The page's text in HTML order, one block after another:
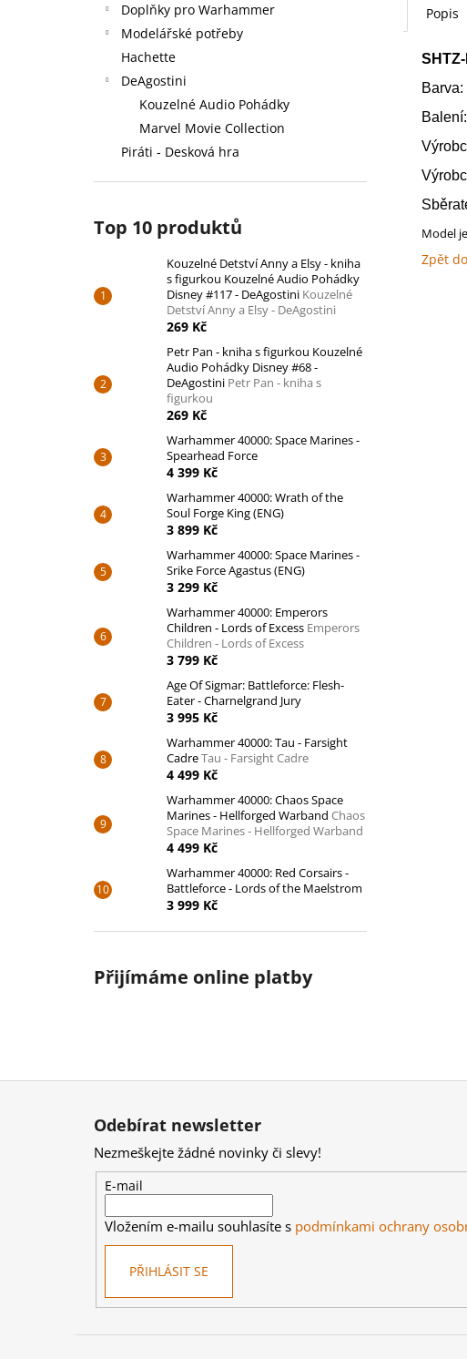
Doplňky pro Warhammer
Modelářské potřeby
Hachette
DeAgostini
Kouzelné Audio Pohádky
Marvel Movie Collection
Piráti - Desková hra
Top 10 produktů
Kouzelné Detství Anny a Elsy - kniha
s figurkou Kouzelné Audio Pohádky
Disney #117 - DeAgostini Kouzelné
Detství Anny a Elsy - DeAgostini
269 Kč
Petr Pan - kniha s figurkou Kouzelné
Audio Pohádky Disney #68 -
DeAgostini Petr Pan - kniha s
figurkou
269 Kč
Warhammer 40000: Space Marines -
Spearhead Force
4 399 Kč
Warhammer 40000: Wrath of the
Soul Forge King (ENG)
3 899 Kč
Warhammer 40000: Space Marines -
Srike Force Agastus (ENG)
3 299 Kč
Warhammer 40000: Emperors
Children - Lords of Excess Emperors
Children - Lords of Excess
3 799 Kč
Age Of Sigmar: Battleforce: Flesh-
Eater - Charnelgrand Jury
3 995 Kč
Warhammer 40000: Tau - Farsight
CadreTau - Farsight Cadre
4 499 Kč
Warhammer 40000: Chaos Space
Marines - Hellforged Warband Chaos
Space Marines - Hellforged Warband
4 499 Kč
Warhammer 40000: Red Corsairs -
Battleforce - Lords of the Maelstrom
3 999 Kč
Přijímáme online platby
Popis
Barva:
Model
Zpět
Z
Odebírat newsletter
Nezmeškejte žádné novinky či slevy!
E-mail
Vložením e-mailu souhlasíte s podmínkami ochrany
PŘIHLÁSIT SE